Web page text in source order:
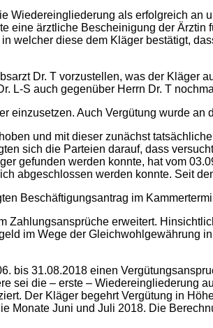
Wiedereingliederung als erfolgreich
eine ärztliche Bescheinigung der
welcher diese dem Kläger bestätigt,
Dr. T vorzustellen, was der Kläger
L-S auch gegenüber Herrn Dr. T
einzusetzen. Auch Vergütung wurde
und mit dieser zunächst
sich die Parteien darauf, dass
gefunden werden konnte, hat vom
abgeschlossen werden konnte. Seit
Beschäftigungsantrag im
Zahlungsansprüche erweitert.
im Wege der Gleichwohlgewährung
bis 31.08.2018 einen
sei die – erste – Wiedereingliederung
Der Kläger begehrt Vergütung in
Monate Juni und Juli 2018. Die